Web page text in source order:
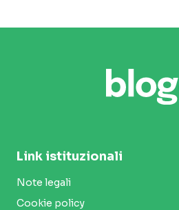
Link istituzionali
Note legali
Cookie policy